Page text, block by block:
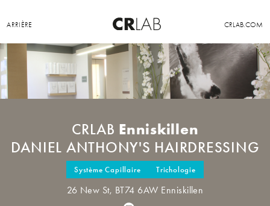
ARRIÈRE CRLAB.COM
CRLAB Enniskillen
DANIEL ANTHONY'S HAIRDRESSING
Système Capillaire Trichologie
26 New St, BT74 6AW Enniskillen